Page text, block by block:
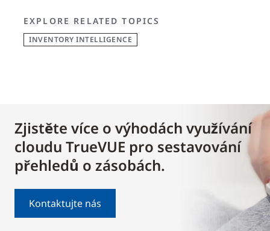
EXPLORE RELATED TOPICS
INVENTORY INTELLIGENCE
Zjistěte více o výhodách využívání
cloudu TrueVUE pro sestavování
přehledů o zásobách.
Kontaktujte nás